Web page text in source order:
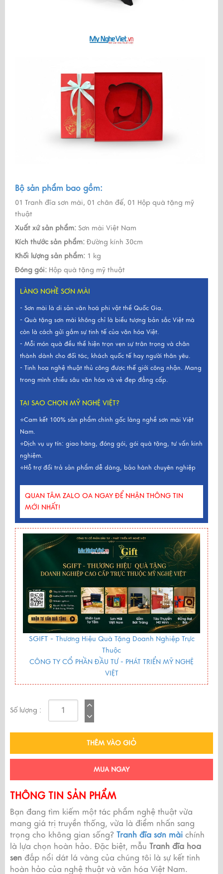
Bộ sản phẩm bao gồm:
01 Tranh đĩa sơn mài, 01 chân đế, 01 Hộp quà tặng mỹ
thuật
Xuất xứ sản phẩm: Sơn mài Việt Nam
Kích thước sản phẩm: Đường kính 30cm
Khối lượng sản phẩm: 1 kg
Đóng gói: Hộp quà tặng mỹ thuật
LÀNG NGHỀ SƠN MÀI
- Sơn mài là di sản văn hoá phi vật thể Quốc Gia.
- Quà tặng sơn mài không chỉ là biểu tượng bản sắc Việt mà
còn là cách gửi gắm sự tinh tế của văn hóa Việt.
- Mỗi món quà đều thể hiện trọn vẹn sự trân trọng và chân
thành dành cho đối tác, khách quốc tế hay người thân yêu.
- Tinh hoa nghệ thuật thủ công được thế giới công nhận. Mang
trong mình chiều sâu văn hóa và vẻ đẹp đẳng cấp.
TẠI SAO CHỌN MỸ NGHỆ VIỆT?
⭐Cam kết 100% sản phẩm chính gốc làng nghề sơn mài Việt
Nam.
⭐Dịch vụ uy tín: giao hàng, đóng gói, gói quà tặng, tư vấn kinh
nghiệm.
⭐Hỗ trợ đổi trả sản phẩm dễ dàng, bảo hành chuyên nghiệp
QUAN TÂM ZALO OA NGAY ĐỂ NHẬN THÔNG TIN
MỚI NHẤT!
SGIFT - Thương Hiệu Quà Tặng Doanh Nghiệp Trực
Thuộc
CÔNG TY CỔ PHẦN ĐẦU TƯ - PHÁT TRIỂN MỸ NGHỆ
VIỆT
Số lượng :
THÊM VÀO GIỎ
MUA NGAY
THÔNG TIN SẢN PHẨM
Bạn đang tìm kiếm một tác phẩm nghệ thuật vừa
mang giá trị truyền thống, vừa là điểm nhấn sang
trọng cho không gian sống? Tranh đĩa sơn mài chính
là lựa chọn hoàn hảo. Đặc biệt, mẫu Tranh đĩa hoa
sen đắp nổi dát lá vàng của chúng tôi là sự kết tinh
hoàn hảo của nghệ thuật và văn hóa Việt Nam.